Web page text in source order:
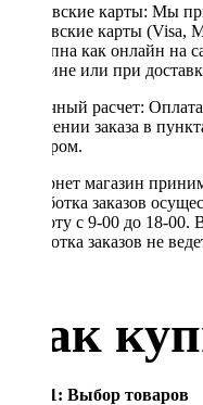
Банковские карты: Мы
банковские карты
доступна как онлайн на
магазине или при
Наличный расчет:
получении заказа в
курьером.
Интернет магазин
Обработка заказов
Субботу с 9-00 до 18-00.
обработка заказов не
Как
Шаг 1: Выбор товаров